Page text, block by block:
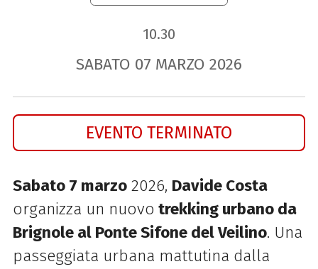
10.30
SABATO 07 MARZO 2026
EVENTO TERMINATO
Sabato 7 marzo2026, Davide Costa
organizza un nuovo trekking urbano da
Brignole al Ponte Sifone del Veilino. Una
passeggiata urbana mattutina dalla